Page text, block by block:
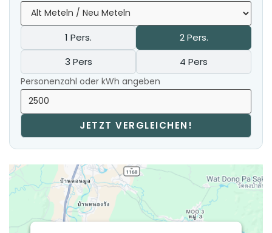
1 Pers.
2 Pers.
3 Pers
4 Pers
Personenzahl oder kWh angeben
JETZT VERGLEICHEN!